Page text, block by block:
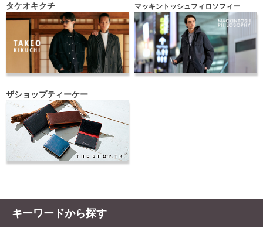
タケオキクチ マッキントッシュフィロソフィー
ザショップティーケー
キーワードから探す